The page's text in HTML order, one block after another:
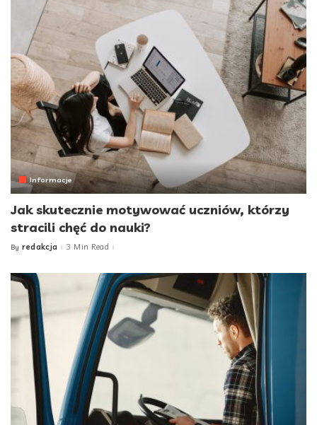
Informacje
Jak skutecznie motywować uczniów, którzy
stracili chęć do nauki?
Posted
By redakcja 3 Min Read